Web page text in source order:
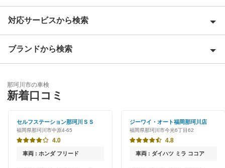
朝倉郡
飯塚市
糸島市
うきは市
大川市
大野城市
対応サービスから検索
Award 受賞店
特典あり
新車初回割りあり
早割りあり
ブランドから検索
オートバックス
出光リテール車検
宇佐美車検
那珂川市の車検
新着口コミ
セルフステーション那珂川ＳＳ
福岡県那珂川市中原4-65
4.0
車両 : ホンダ フリード
ジーワイ・オート福岡那珂川店
福岡県那珂川市今光6丁目62
4.8
車両 : ダイハツ ミラ ココア